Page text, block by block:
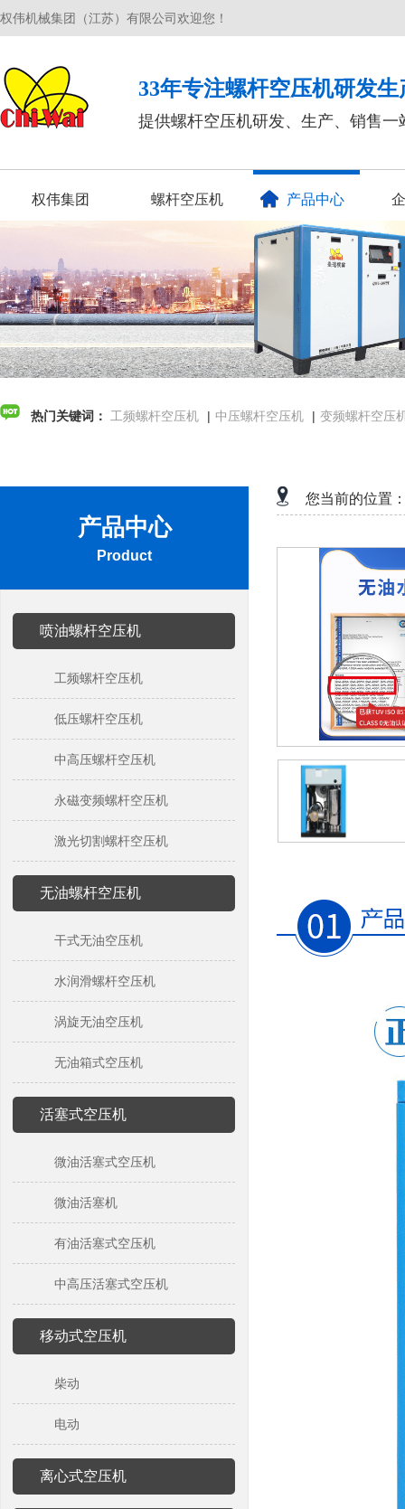
权伟机械集团（江苏）有限公司欢迎您！
33年专注螺杆空压机研发生
提供螺杆空压机研发、生产、销售一
权伟集团 螺杆空压机 产品中心
热门关键词： 工频螺杆空压机 | 中压螺杆空压机 | 变频螺杆空压
产品中心
Product
喷油螺杆空压机
工频螺杆空压机
低压螺杆空压机
中高压螺杆空压机
永磁变频螺杆空压机
激光切割螺杆空压机
无油螺杆空压机
干式无油空压机
水润滑螺杆空压机
涡旋无油空压机
无油箱式空压机
活塞式空压机
微油活塞式空压机
微油活塞机
有油活塞式空压机
中高压活塞式空压机
移动式空压机
柴动
电动
离心式空压机
您当前的位置